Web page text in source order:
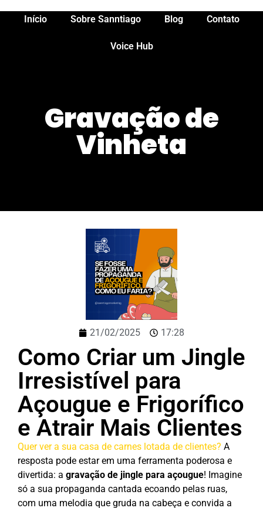
Início Sobre Sanntiago Blog Contato
Voice Hub
Gravação de
Vinheta
21/02/2025 17:28
Como Criar um Jingle
Irresistível para
Açougue e Frigorífico
e Atrair Mais Clientes
Quer ver a sua casa de carnes lotada de clientes? A
resposta pode estar em uma ferramenta poderosa e
divertida: a gravação de jingle para açougue! Imagine
só a sua propaganda cantada ecoando pelas ruas,
com uma melodia que gruda na cabeça e convida a